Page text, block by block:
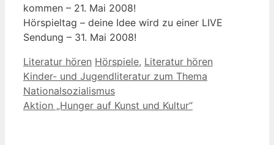
kommen – 21. Mai 2008!
Hörspieltag – deine Idee wird zu einer LIVE
Sendung – 31. Mai 2008!
Kategorien
Literatur hören Schlagwörter
Hörspiele, Literatur hören
Kinder- und Jugendliteratur zum Thema
Nationalsozialismus
Aktion „Hunger auf Kunst und Kultur“